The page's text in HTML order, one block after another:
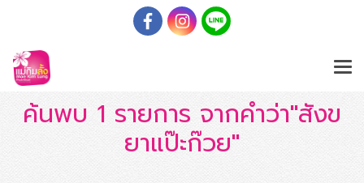
ค้นพบ 1 รายการ จากคำว่า"สังข
ยาแป๊ะก๊วย"